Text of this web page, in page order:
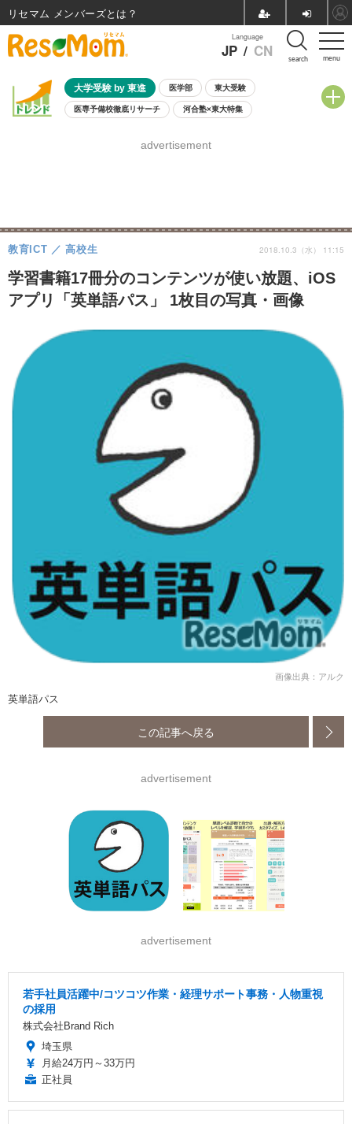
menu
Language
JP / CN search
大学受験 by 東進 医学部 東大受験
医専予備校徹底リサーチ 河合塾×東大特集
8月開催学校説明会・相談会
advertisement
学習書籍17冊分のコンテンツが使い放題、iOS
アプリ「英単語パス」 1枚目の写真・画像
教育ICT 高校生 2018.10.3（水） 11:15
画像出典：アルク
英単語パス
この記事へ戻る
advertisement
advertisement
若手社員活躍中/コツコツ作業・経理サポート事務・人物重視
の採用
株式会社Brand Rich
埼玉県
月給24万円～33万円
正社員
リセマム メンバーズ